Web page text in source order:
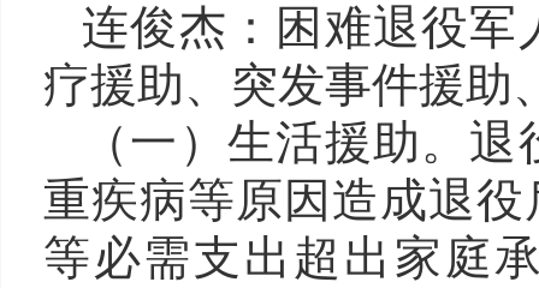
连俊杰 ：困难退役
疗援助、突发事件援助
（一）生活援助。
重疾病等原因造成退
等必需支出超出家庭